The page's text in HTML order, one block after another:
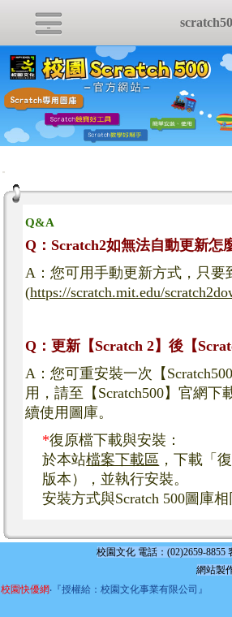
:::
Q&A
Q：Scratch2如無法自動更新怎
A：您可用手動更新方式，只要
(https://scratch.mit.edu/
Q：更新【Scratch 2】後【
A：您可重安裝一次【
用，請至【Scratch500】官網下
續使用圖庫。
*復原檔下載與安裝：
於本站檔案下載區 ，下載「
版本），並執行安裝。
安裝方式與Scratch 500圖庫相
校園文化 電話：(02)2659-8855
網站製
校園快優網‧『授權給：校園文化事業有限公司』